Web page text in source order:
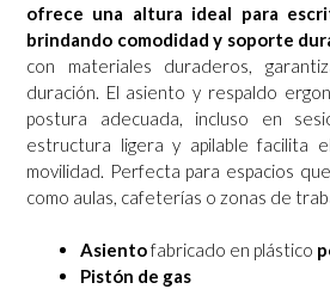
ofrece una altura ideal para
brindando comodidad y soporte
con materiales duraderos,
duración. El asiento y respaldo
postura adecuada, incluso en
estructura ligera y apilable facilita
movilidad. Perfecta para espacios
como aulas, cafeterías o zonas de
Asientofabricado en plástico
Pistón de gas